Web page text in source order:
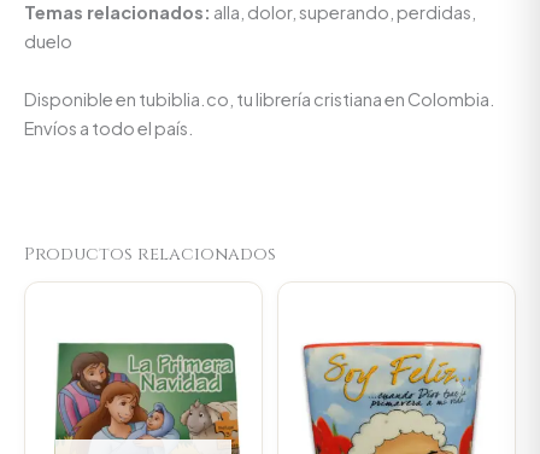
Temas relacionados: alla, dolor, superando, perdidas,
duelo
Disponible en tubiblia.co, tu librería cristiana en Colombia.
Envíos a todo el país.
Productos relacionados
$23.000.
Current
$21.850.